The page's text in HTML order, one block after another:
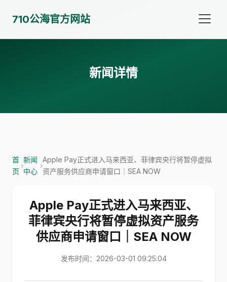
710公海官方网站
新闻详情
首
页
›
新闻
中心
›
Apple Pay正式进入马来西亚、菲律宾央行将暂停虚拟
资产服务供应商申请窗口｜SEA NOW
Apple Pay正式进入马来西亚、
菲律宾央行将暂停虚拟资产服务
供应商申请窗口｜SEA NOW
发布时间：2026-03-01 09:25:04